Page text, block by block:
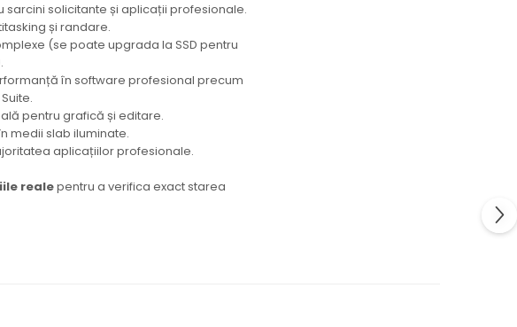
solicitante și aplicații profesionale.
și randare.
(se poate upgrada la SSD pentru
în software profesional precum
pentru grafică și editare.
medii slab iluminate.
aplicațiilor profesionale.
realepentru a verifica exact starea